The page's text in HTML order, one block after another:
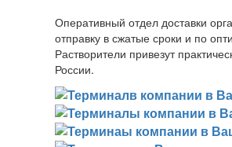
Оперативный отдел доставки
отправку в сжатые сроки и по
Растворители привезут
России.